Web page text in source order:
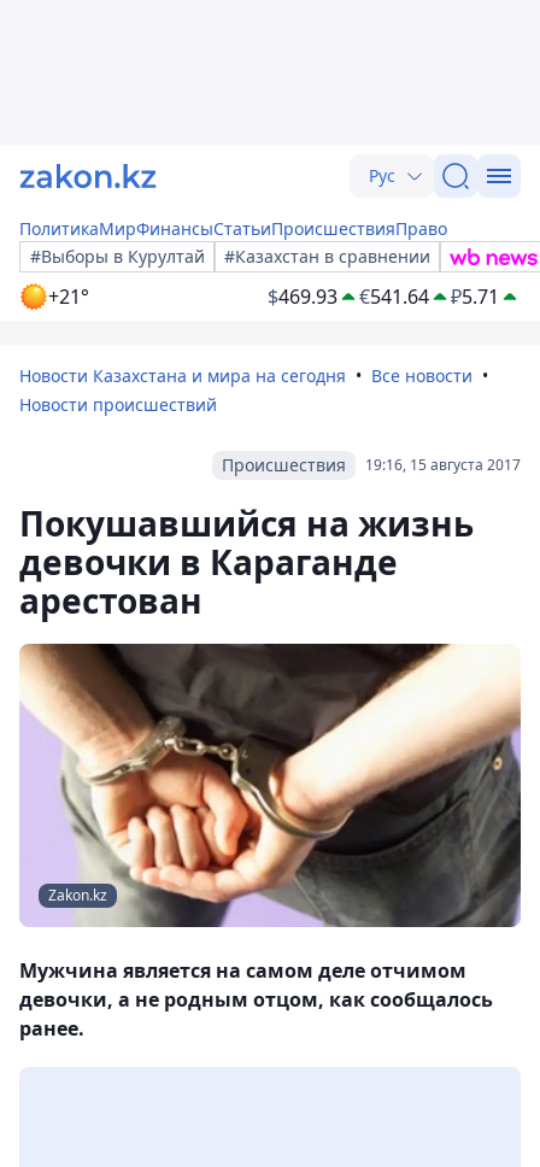
Рус
ПолитикаМирФинансыСтатьиПроисшествияПраво
#Выборы в Курултай
#Казахстан в сравнении
+21° $469.93 €541.64 ₽5.71
Новости Казахстана и мира на сегодня
Все новости
Новости происшествий
19:16, 15 августа 2017
Происшествия
Покушавшийся на жизнь
девочки в Караганде
арестован
Zakon.kz
Мужчина является на самом деле отчимом
девочки, а не родным отцом, как сообщалось
ранее.